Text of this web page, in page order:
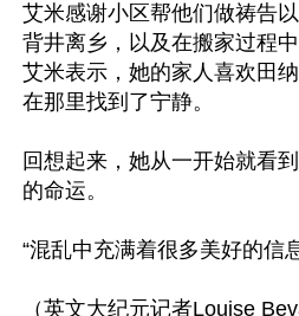
艾米感谢小区帮他们做祷告
背井离乡，以及在搬家过程
艾米表示，她的家人喜欢田
在那里找到了宁静。
回想起来，她从一开始就看
的命运。
“混乱中充满着很多美好的信